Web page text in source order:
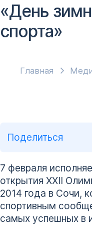
Главная
«День
спорта»
Поделиться
7 февраля
открытия XXII
2014 года в Сочи,
спортивным
самых успешных в